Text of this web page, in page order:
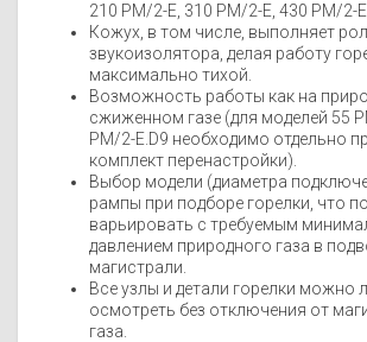
210 PM/2-E, 310 PM/2-E, 430 PM/2-E.
Кожух, в том числе, выполняет
звукоизолятора, делая работу
максимально тихой.
Возможность работы как на
сжиженном газе (для моделей 55
PM/2-E.D9 необходимо отдельно
комплект перенастройки).
Выбор модели (диаметра
рампы при подборе горелки, что
варьировать с требуемым
давлением природного газа в
магистрали.
Все узлы и детали горелки можно
осмотреть без отключения от
газа.